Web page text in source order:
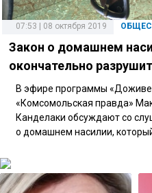
07:53 | 08 октября 2019
Закон о домашнем
окончательно
В эфире программы
«Комсомольская правда»
Канделаки обсуждают со
о домашнем насилии,